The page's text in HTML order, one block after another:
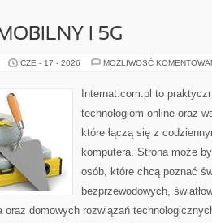
I 5G
CZE - 17 - 2026 MOŻLIWOŚĆ
Internat.com.pl to
technologiom online oraz
które łączą się z
komputera. Strona może
osób, które chcą poznać
bezprzewodowych,
oraz domowych rozwiązań